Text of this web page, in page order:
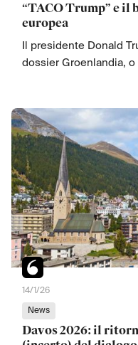
‍“TACO Trump” e il
europea‍
Il presidente Donald
dossier Groenlandia,
14/1/26
News
Davos 2026: il